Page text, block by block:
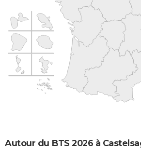
Autour du BTS 2026 à